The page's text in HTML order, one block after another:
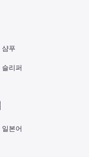
샴푸
슬리퍼
일본어